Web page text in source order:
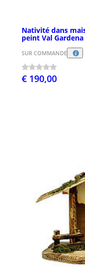
Nativité dans
peint Val Gardena
SUR COMMANDE
€ 190,00